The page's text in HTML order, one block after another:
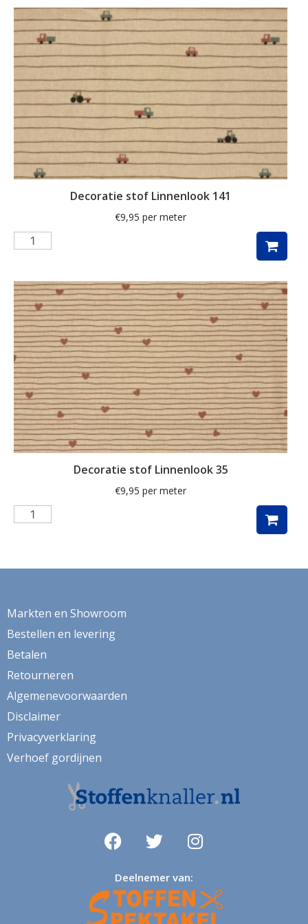
ganzen
gemberkoekjes
geometrisch
ginko
gnome
groene thee
hartjes
herfstblad
herfstbladeren
hert
herten
hertje
hijskraan
hollands
huizen
ijsbeer
kaart
kat
katoen
katten
Decoratie stof Linnenlook 141
€9,95 per meter
Decoratie stof Linnenlook 35
€9,95 per meter
Markten en Showroom
Bestellen en levering
Betalen
Retourneren
Algemenevoorwaarden
Disclaimer
Privacyverklaring
Verhoef gordijnen
Deelnemer van: